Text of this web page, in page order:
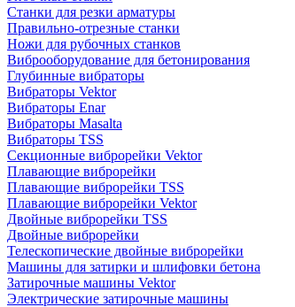
Станки для резки арматуры
Правильно-отрезные станки
Ножи для рубочных станков
Виброоборудование для бетонирования
Глубинные вибраторы
Вибраторы Vektor
Вибраторы Enar
Вибраторы Masalta
Вибраторы TSS
Секционные виброрейки Vektor
Плавающие виброрейки
Плавающие виброрейки TSS
Плавающие виброрейки Vektor
Двойные виброрейки TSS
Двойные виброрейки
Телескопические двойные виброрейки
Машины для затирки и шлифовки бетона
Затирочные машины Vektor
Электрические затирочные машины